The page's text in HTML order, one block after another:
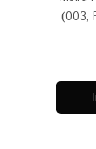
(003,